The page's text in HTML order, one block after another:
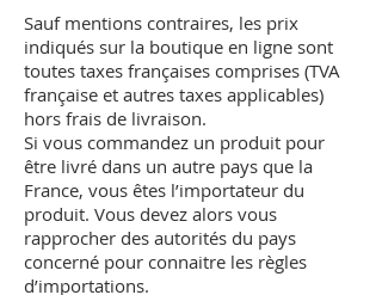
Sauf mentions contraires, les prix
indiqués sur la boutique en ligne sont
toutes taxes françaises comprises (TVA
française et autres taxes applicables)
hors frais de livraison.
Si vous commandez un produit pour
être livré dans un autre pays que la
France, vous êtes l’importateur du
produit. Vous devez alors vous
rapprocher des autorités du pays
concerné pour connaitre les règles
d’importations.